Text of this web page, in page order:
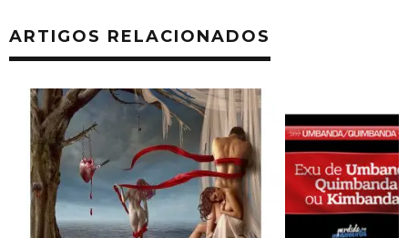
ARTIGOS RELACIONADOS